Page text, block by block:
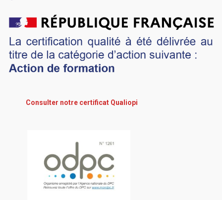
Consulter notre certificat Qualiopi